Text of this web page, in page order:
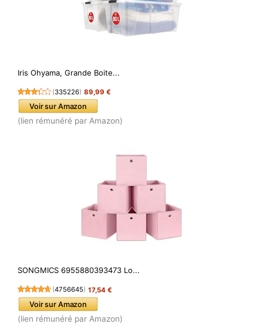
Iris Ohyama, Grande Boite...
(335226) 89,99 €
Voir sur Amazon
(lien rémunéré par Amazon)
SONGMICS 6955880393473 Lo...
(4756645) 17,54 €
Voir sur Amazon
(lien rémunéré par Amazon)